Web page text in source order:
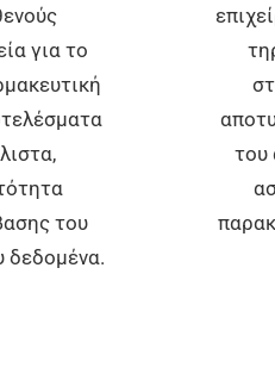
για το
του
δεδομένα.
του